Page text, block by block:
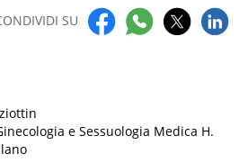
SU
e Sessuologia Medica H.